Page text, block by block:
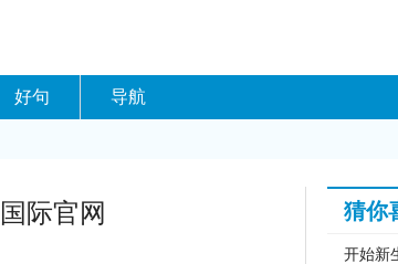
好句 导航
际官网 猜你
开始新